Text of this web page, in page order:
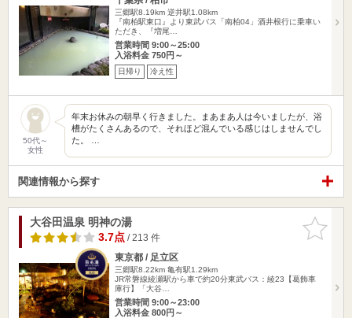
三郷駅8.19km 逆井駅1.08km
『南柏駅東口』より東武バス「南柏04」酒井根行に乗車い
ただき、『増尾…
営業時間 9:00～25:00
入浴料金 750円～
日帰り 冷え性
50代～
女性
年末お休みの朝早く行きました。まあまあ人は今いましたが、浴
槽がたくさんあるので、それほど混んでいる感じはしませんでし
た。 …
関連情報から探す
お気に入
りに追加
大谷田温泉 明神の湯
3.7点/ 213 件
東京都 / 足立区
三郷駅8.22km 亀有駅1.29km
JR常磐線綾瀬駅から車で約20分東武バス：綾23【葛飾車
庫行】「大谷…
営業時間 9:00～23:00
入浴料金 800円～